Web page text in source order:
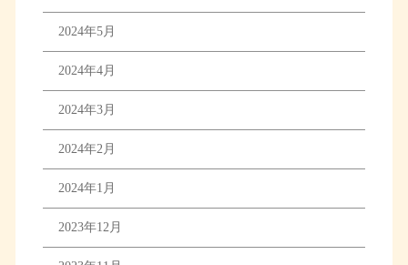
2024年5月
2024年4月
2024年3月
2024年2月
2024年1月
2023年12月